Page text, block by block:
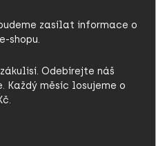
zasílat informace o
shopu.
Odebírejte náš
měsíc losujeme o